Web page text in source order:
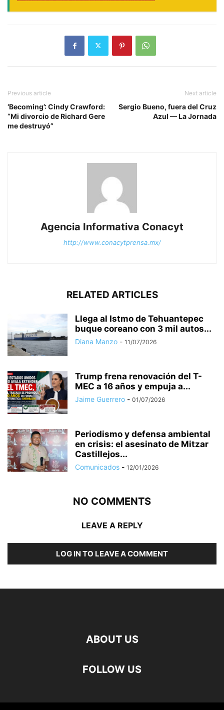
Previous article
‘Becoming’: Cindy Crawford:
“Mi divorcio de Richard Gere
me destruyó”
Next article
Sergio Bueno, fuera del Cruz
Azul — La Jornada
Agencia Informativa Conacyt
http://www.conacytprensa.mx/
RELATED ARTICLES
Llega al Istmo de Tehuantepec
buque coreano con 3 mil autos...
Diana Manzo - 11/07/2026
Trump frena renovación del T-
MEC a 16 años y empuja a...
Jaime Guerrero - 01/07/2026
Periodismo y defensa ambiental
en crisis: el asesinato de Mitzar
Castillejos...
Comunicados - 12/01/2026
NO COMMENTS
LEAVE A REPLY
LOG IN TO LEAVE A COMMENT
ABOUT US
FOLLOW US